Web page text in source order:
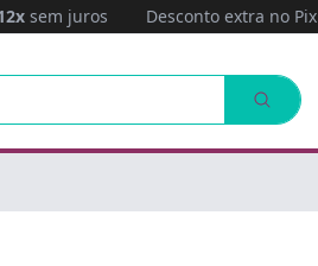
sem juros Desconto extra no Pix